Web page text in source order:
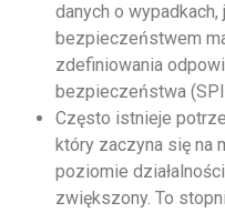
danych o
bezpieczeństwem
zdefiniowania
bezpieczeństwa
Często istnieje
który zaczyna się na
poziomie
zwiększony. To